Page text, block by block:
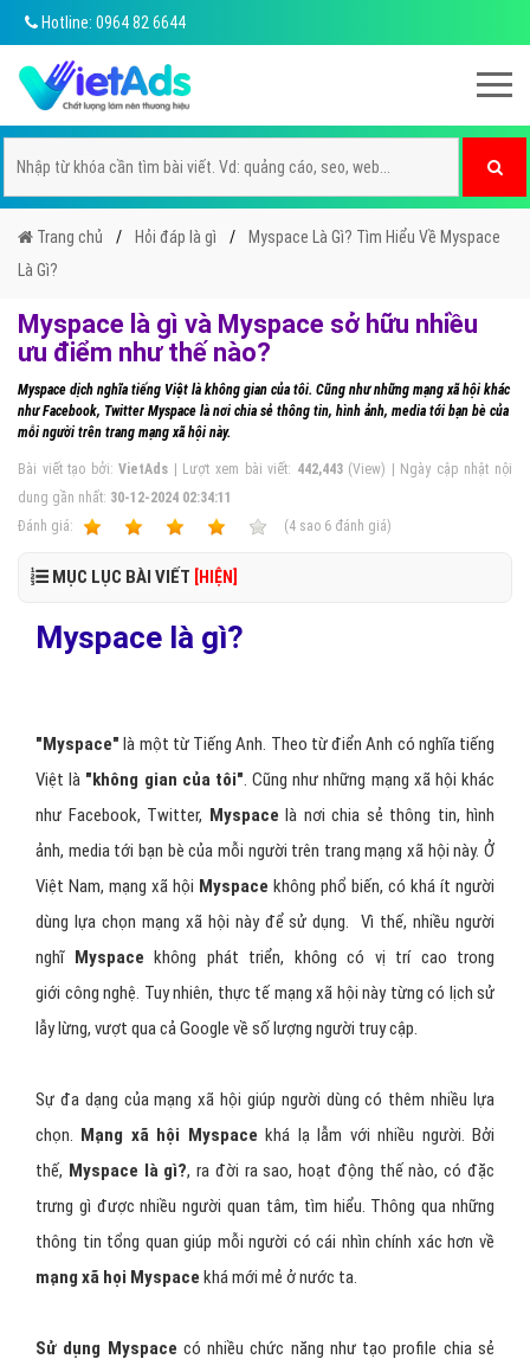
Hotline: 0964 82 6644
Trang chủ Hỏi đáp là gì
Myspace Là Gì? Tìm Hiểu Về Myspace
Là Gì?
Myspace là gì và Myspace sở hữu nhiều
ưu điểm như thế nào?
Myspace dịch nghĩa tiếng Việt là không gian của tôi. Cũng như những mạng xã hội khác
như Facebook, Twitter Myspace là nơi chia sẻ thông tin, hình ảnh, media tới bạn bè của
mỗi người trên trang mạng xã hội này.
Bài viết tạo bởi:VietAds | Lượt xem bài viết: 442,443(View) | Ngày cập nhật nội
dung gần nhất: 30-12-2024 02:34:11
Ðánh giá:
(4 sao 6 đánh giá)
MỤC LỤC BÀI VIẾT [HIỆN]
Myspace là gì?
"Myspace" là một từ Tiếng Anh. Theo từ điển Anh có nghĩa tiếng
Việt là "không gian của tôi". Cũng như những mạng xã hội khác
như Facebook, Twitter, Myspace là nơi chia sẻ thông tin, hình
ảnh, media tới bạn bè của mỗi người trên trang mạng xã hội này. Ở
Việt Nam, mạng xã hội Myspace không phổ biến, có khá ít người
dùng lựa chọn mạng xã hội này để sử dụng. Vì thế, nhiều người
nghĩ Myspace không phát triển, không có vị trí cao trong
giới công nghệ. Tuy nhiên, thực tế mạng xã hội này từng có lịch sử
lẫy lừng, vượt qua cả Google về số lượng người truy cập.
Sự đa dạng của mạng xã hội giúp người dùng có thêm nhiều lựa
chọn. Mạng xã hội Myspace khá lạ lẫm với nhiều người. Bởi
thế, Myspace là gì?, ra đời ra sao, hoạt động thế nào, có đặc
trưng gì được nhiều người quan tâm, tìm hiểu. Thông qua những
thông tin tổng quan giúp mỗi người có cái nhìn chính xác hơn về
mạng xã họi Myspace khá mới mẻ ở nước ta.
Sử dụng Myspace có nhiều chức năng như tạo profile chia sẻ